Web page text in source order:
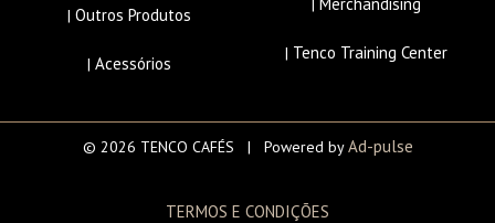
| Outros Produtos
| Acessórios
|
| Tenco Training Center
© 2026 TENCO CAFÉS | Powered byAd-pulse
TERMOS E CONDIÇÕES